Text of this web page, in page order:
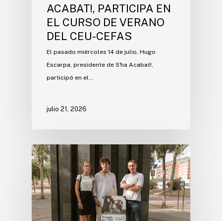
ACABAT!, PARTICIPA EN
EL CURSO DE VERANO
DEL CEU-CEFAS
El pasado miércoles 14 de julio, Hugo
Escarpa, presidente de S'ha Acabat!,
participó en el…
julio 21, 2026